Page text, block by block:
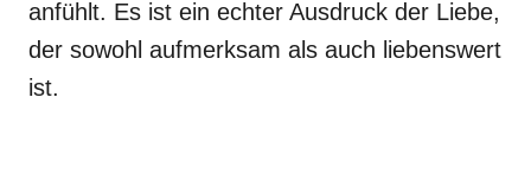
anfühlt. Es ist ein echter Ausdruck der Liebe,
der sowohl aufmerksam als auch liebenswert
ist.